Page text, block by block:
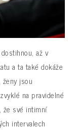
až v
a ta také dokáže
jsou
na pravidelné
že své intimní
intervalech